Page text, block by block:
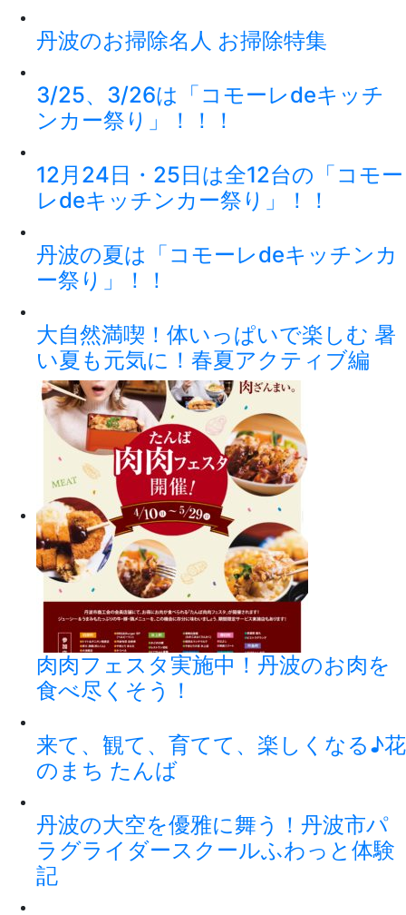
丹波のお掃除名人 お掃除特集
3/25、3/26は「コモーレdeキッチ
ンカー祭り」！！！
12月24日・25日は全12台の「コモー
レdeキッチンカー祭り」！！
丹波の夏は「コモーレdeキッチンカ
ー祭り」！！
大自然満喫！体いっぱいで楽しむ 暑
い夏も元気に！春夏アクティブ編
肉肉フェスタ実施中！丹波のお肉を
食べ尽くそう！
来て、観て、育てて、楽しくなる♪花
のまち たんば
丹波の大空を優雅に舞う！丹波市パ
ラグライダースクールふわっと体験
記